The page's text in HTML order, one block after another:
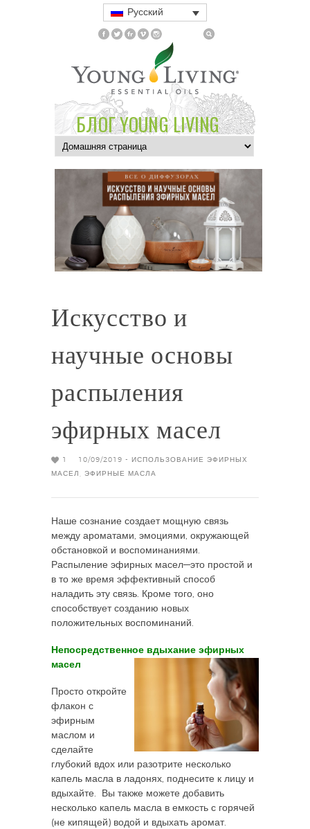
Русский
БЛОГ YOUNG LIVING
Искусство и
научные основы
распыления
эфирных масел
1 10/09/2019 -
ИСПОЛЬЗОВАНИЕ ЭФИРНЫХ
МАСЕЛ
ЭФИРНЫЕ МАСЛА
Наше сознание создает мощную связь
между ароматами, эмоциями, окружающей
обстановкой и воспоминаниями.
Распыление эфирных масел—это простой и
в то же время эффективный способ
наладить эту связь. Кроме того, оно
способствует созданию новых
положительных воспоминаний.
Непосредственное вдыхание эфирных
масел
Просто откройте
флакон с
эфирным
маслом и
сделайте
глубокий вдох или разотрите несколько
капель масла в ладонях, поднесите к лицу и
вдыхайте. Вы также можете добавить
несколько капель масла в емкость с горячей
(не кипящей) водой и вдыхать аромат.